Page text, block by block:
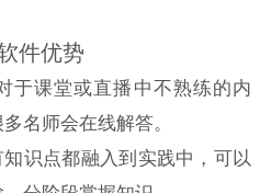
件优势
于课堂或直播中不熟练的内
名师会在线解答。
识点都融入到实践中，可以